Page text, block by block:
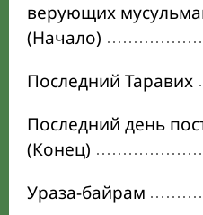
верующих
(Начало)
Последний Таравих
Последний день
(Конец)
Ураза-байрам